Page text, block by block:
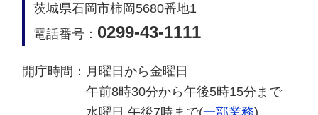
茨城県石岡市柿岡5680番地1
電話番号： 0299-43-1111
開庁時間： 月曜日から金曜日
午前8時30分から午後5時15分まで